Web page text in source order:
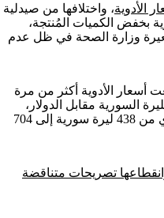
الأدوية، واختلافها من صيدلية
بخفض الكميات المُنتجة،
وزارة الصحة في ظل عدم
أسعار الأدوية أكثر من مرة
السورية مقابل الدولار،
وارتفاع سعر صرفه في البنك المركزي من 438 ليرة سورية إلى 704
وانقطاعها تصريحات متناقضة